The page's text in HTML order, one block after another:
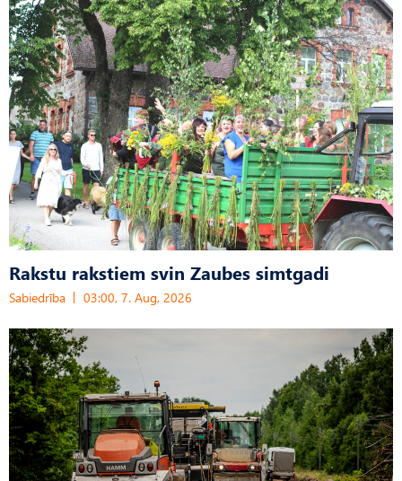
Rakstu rakstiem svin Zaubes simtgadi
Sabiedrība 03:00, 7. Aug, 2026